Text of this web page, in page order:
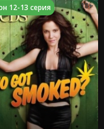
12-13 серия 18+